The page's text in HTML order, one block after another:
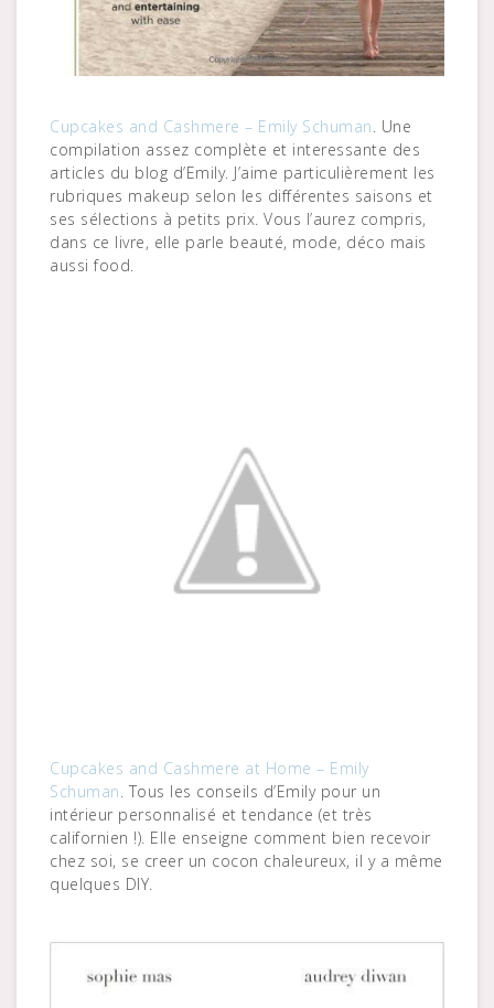
Cupcakes and Cashmere – Emily Schuman . Une
compilation assez complète et interessante des
articles du blog d’Emily. J’aime particulièrement les
rubriques makeup selon les différentes saisons et
ses sélections à petits prix. Vous l’aurez compris,
dans ce livre, elle parle beauté, mode, déco mais
aussi food.
Cupcakes and Cashmere at Home – Emily
Schuman . Tous les conseils d’Emily pour un
intérieur personnalisé et tendance (et très
californien !). Elle enseigne comment bien recevoir
chez soi, se creer un cocon chaleureux, il y a même
quelques DIY.